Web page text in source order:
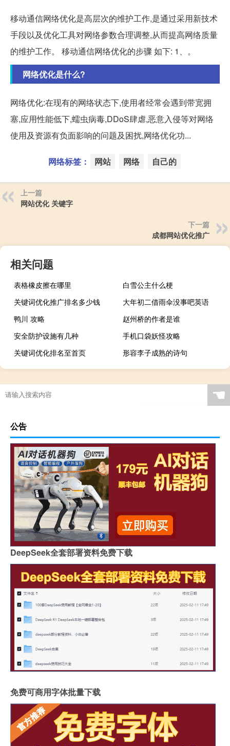
移动通信网络优化是高层次的维护工作,是通过采用新技术
手段以及优化工具对网络参数合理调整,从而提高网络质量
的维护工作。 移动通信网络优化的步骤 如下: 1、。
网络优化是什么?
网络优化:在现有的网络状态下,使用者经常会遇到带宽拥
塞,应用性能低下,蠕虫病毒,DDoS肆虐,恶意入侵等对网络
使用及资源有负面影响的问题及困扰,网络优化功...
网络标签： 网站 网络 自己的
上一篇
网站优化 关键字
下一篇
成都网站优化推广
相关问题
表格橡皮擦在哪里
白雪公主什么梗
关键词优化推广排名多少钱
大年初二借雨伞没事吧英语
鸭川 攻略
赵州桥的作者是谁
安全防护设施有几种
手机口袋妖怪攻略
关键词优化排名至首页
形容李子成熟的诗句
☚
公告
DeepSeek全套部署资料免费下载
免费可商用字体批量下载